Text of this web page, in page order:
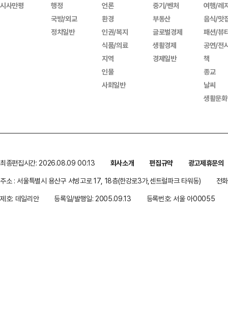
시사만평
행정
국방/외교
정치일반
언론
환경
인권/복지
식품/의료
지역
인물
사회일반
중기/벤처
부동산
글로벌경제
생활경제
경제일반
여행/레
음식/맛
패션/뷰
공연/전
책
종교
날씨
생활문
최종편집시간: 2026.08.09 00:13 회사소개 편집규약
광고제휴문의
주소 : 서울특별시 용산구 서빙고로 17, 18층(한강로3가,센트럴파크 타워동)
전
제호: 데일리안
등록일/발행일: 2005.09.13 등록번호: 서울 아00055